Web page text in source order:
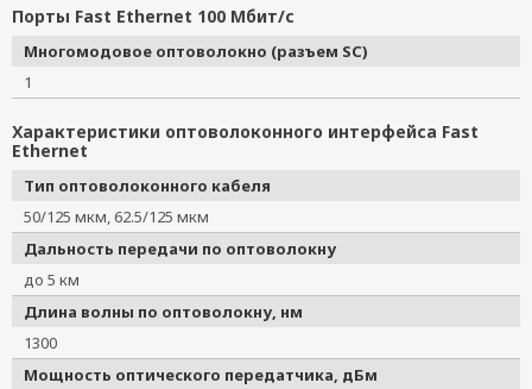
Порты Fast Ethernet 100 Мбит/с
Многомодовое оптоволокно (разъем SC)
1
Характеристики оптоволоконного интерфейса Fast
Ethernet
Тип оптоволоконного кабеля
50/125 мкм, 62.5/125 мкм
Дальность передачи по оптоволокну
до 5 км
Длина волны по оптоволокну, нм
1300
Мощность оптического передатчика, дБм